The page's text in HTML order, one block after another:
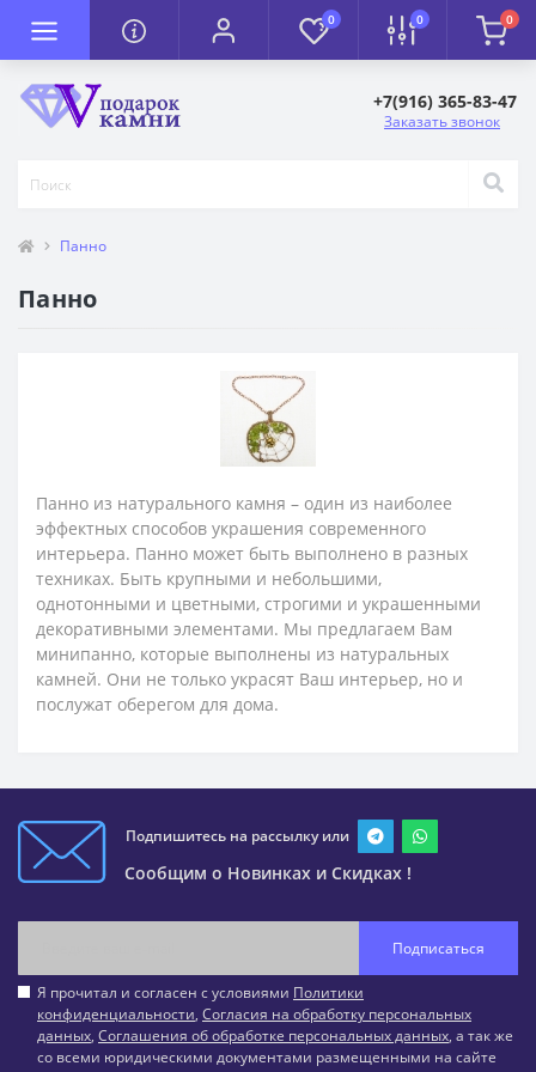
0 0 0
+7(916) 365-83-47
Заказать звонок
Панно
Панно
Панно из натурального камня – один из наиболее
эффектных способов украшения современного
интерьера. Панно может быть выполнено в разных
техниках. Быть крупными и небольшими,
однотонными и цветными, строгими и украшенными
декоративными элементами. Мы предлагаем Вам
минипанно, которые выполнены из натуральных
камней. Они не только украсят Ваш интерьер, но и
послужат оберегом для дома.
Подпишитесь на рассылку или
Сообщим о Новинках и Скидках !
Подписаться
Я прочитал и согласен с условиями Политики
конфиденциальности, Согласия на обработку персональных
данных, Соглашения об обработке персональных данных, а так же
со всеми юридическими документами размещенными на сайте